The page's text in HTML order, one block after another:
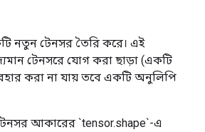
নতুন টেনসর তৈরি করে। এই
টেনসরে যোগ করা ছাড়া (একটি
করা না যায় তবে একটি অনুলিপি
আকারের `tensor.shape`-এ